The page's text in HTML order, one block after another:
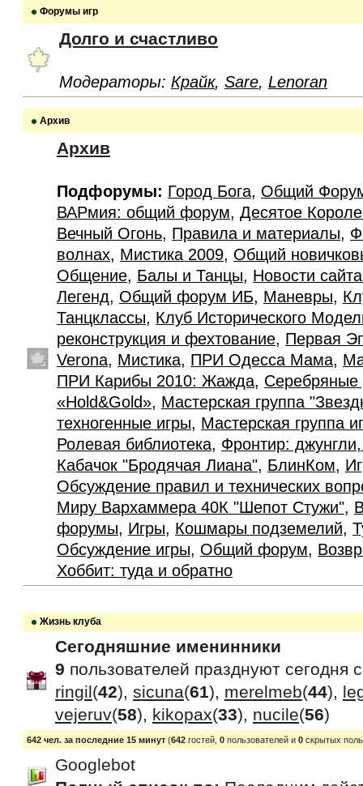
Форумы игр
Долго и счастливо
Модераторы: Крайк, Sare, Lenoran
Архив
Архив
Подфорумы: Город Бога, Общий
ВАРмия: общий форум, Десятое
Вечный Огонь, Правила и материалы,
волнах, Мистика 2009, Общий
Общение, Балы и Танцы, Новости
Легенд, Общий форум ИБ, Маневры,
Танцклассы, Клуб Исторического
реконструкция и фехтование, Первая
Verona, Мистика, ПРИ Одесса Мама,
ПРИ Карибы 2010: Жажда, Серебряные
«Hold&Gold», Мастерская группа
техногенные игры, Мастерская группа
Ролевая библиотека, Фронтир:
Кабачок "Бродячая Лиана", БлинКом,
Обсуждение правил и технических
Миру Вархаммера 40К "Шепот Стужи",
форумы, Игры, Кошмары подземелий,
Обсуждение игры, Общий форум,
Хоббит: туда и обратно
Жизнь клуба
Сегодняшние именинники
9 пользователей празднуют сегодня
ringil(42), sicuna(61), merelmeb(44),
vejeruv(58), kikopax(33), nucile(56)
642 чел. за последние 15 минут (642 гостей, 0 пользователей и 0 скрытых
Googlebot